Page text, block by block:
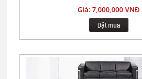
Giá: 7,000,000 VNĐ
Đặt mua